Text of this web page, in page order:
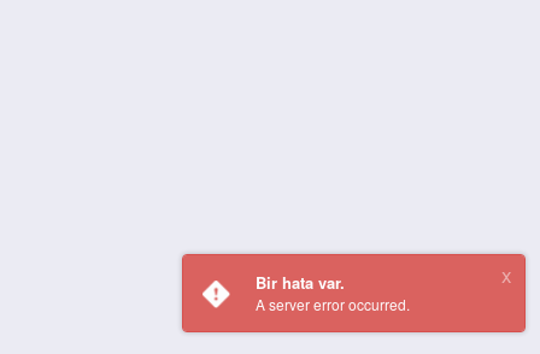
Bir hata var.
A server error occurred.